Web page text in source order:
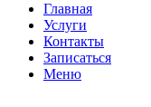
Главная
Услуги
Контакты
Записаться
Меню